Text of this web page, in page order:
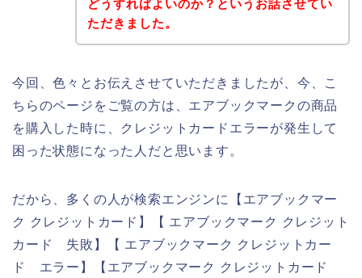
どうすればよいのか？というお話させてい
ただきました。
今回、色々とお伝えさせていただきましたが、今、こ
ちらのページをご覧の方は、エアブックマークの商品
を購入した時に、クレジットカードエラーが発生して
困った状態になった人だと思います。
だから、多くの人が検索エンジンに【エアブックマー
ク クレジットカード】【 エアブックマーク クレジット
カード 失敗】【 エアブックマーク クレジットカー
ド エラー】【エアブックマーク クレジットカード